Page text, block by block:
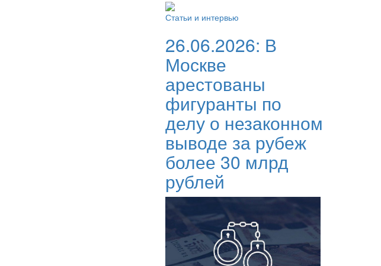
Статьи и интервью
26.06.2026: В
Москве
арестованы
фигуранты по
делу о незаконном
выводе за рубеж
более 30 млрд
рублей